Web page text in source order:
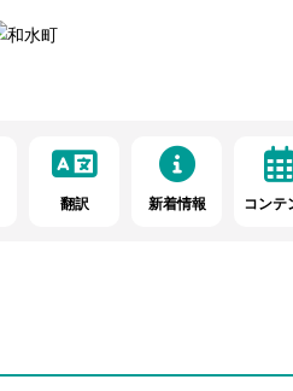
翻訳 新着情報 コンテ